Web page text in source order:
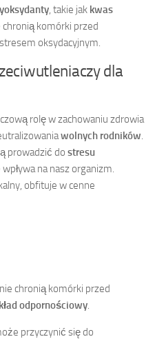
, takie jak kwas
chronią komórki przed
oksydacyjnym.
dla
rolę w zachowaniu zdrowia
wolnych rodników.
prowadzić do stresu
na nasz organizm.
obfituje w cenne
chronią komórki przed
odpornościowy.
przyczynić się do